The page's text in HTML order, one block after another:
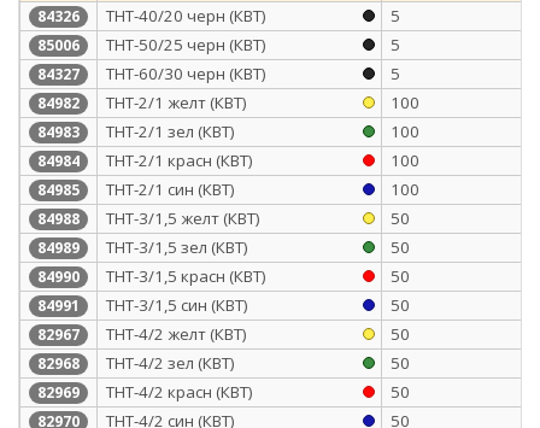
84326 ТНТ-40/20 черн (КВТ) 5
85006 ТНТ-50/25 черн (КВТ) 5
84327 ТНТ-60/30 черн (КВТ) 5
84982 ТНТ-2/1 желт (КВТ) 100
84983 ТНТ-2/1 зел (КВТ) 100
84984 ТНТ-2/1 красн (КВТ) 100
84985 ТНТ-2/1 син (КВТ) 100
84988 ТНТ-3/1,5 желт (КВТ) 50
84989 ТНТ-3/1,5 зел (КВТ) 50
84990 ТНТ-3/1,5 красн (КВТ) 50
84991 ТНТ-3/1,5 син (КВТ) 50
82967 ТНТ-4/2 желт (КВТ) 50
82968 ТНТ-4/2 зел (КВТ) 50
82969 ТНТ-4/2 красн (КВТ) 50
82970 ТНТ-4/2 син (КВТ) 50